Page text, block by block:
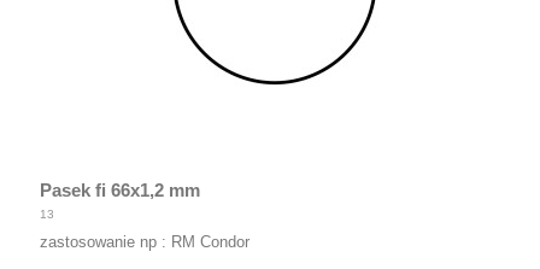
Pasek fi 66x1,2 mm
13
zastosowanie np : RM Condor